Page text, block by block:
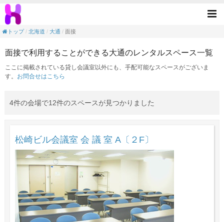
面接の目的で利用できる大通駅のレンタル
トップ
北海道 大通 面接
面接で利用することができる大通のレンタルスペース一覧
ここに掲載されている貸し会議室以外にも、手配可能なスペースがございま
す。 お問合せはこちら
4件の会場で12件のスペースが見つかりました
松崎ビル会議室 会 議 室 A〔２F〕